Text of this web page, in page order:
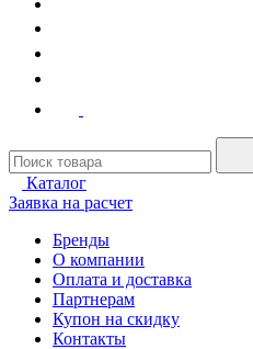
Каталог
Заявка на расчет
Бренды
О компании
Оплата и доставка
Партнерам
Купон на скидку
Контакты